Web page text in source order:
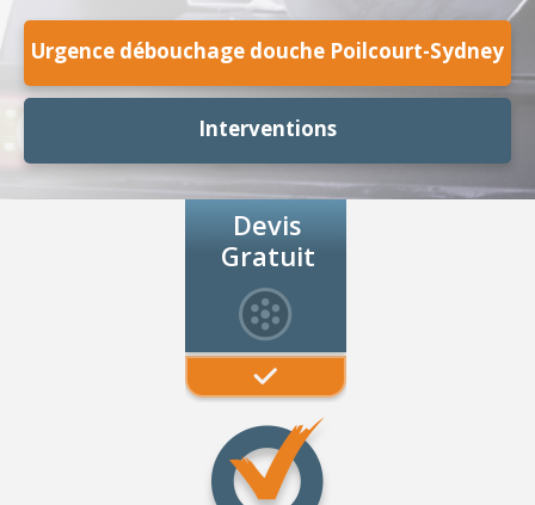
Urgence débouchage douche Poilcourt-Sydney
Interventions
Devis
Gratuit